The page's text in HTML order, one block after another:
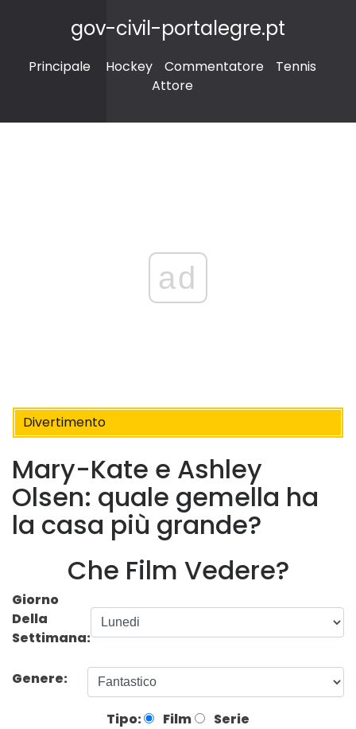
gov-civil-portalegre.pt
Principale Hockey Commentatore
Tennis
Attore
ad
Divertimento
Mary-Kate e Ashley
Olsen: quale gemella ha
la casa più grande?
Che Film Vedere?
Giorno
Della
Settimana:
Genere:
Tipo: Film Serie